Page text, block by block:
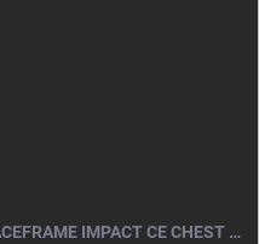
DETSKÝ CHRÁNIČ - FOX YOUTH RACEFRAME IMPACT CE CHEST GUARD